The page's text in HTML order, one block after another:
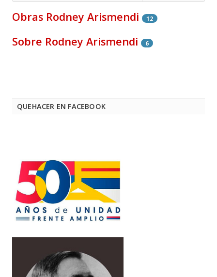
Obras Rodney Arismendi 12
Sobre Rodney Arismendi 6
QUEHACER EN FACEBOOK